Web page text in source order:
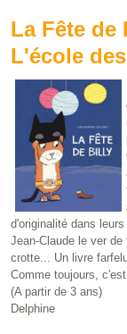
La Fête de
L'école
d'originalité dans
Jean-Claude le ver
crotte... Un livre
Comme toujours,
(A partir de 3 ans)
Delphine